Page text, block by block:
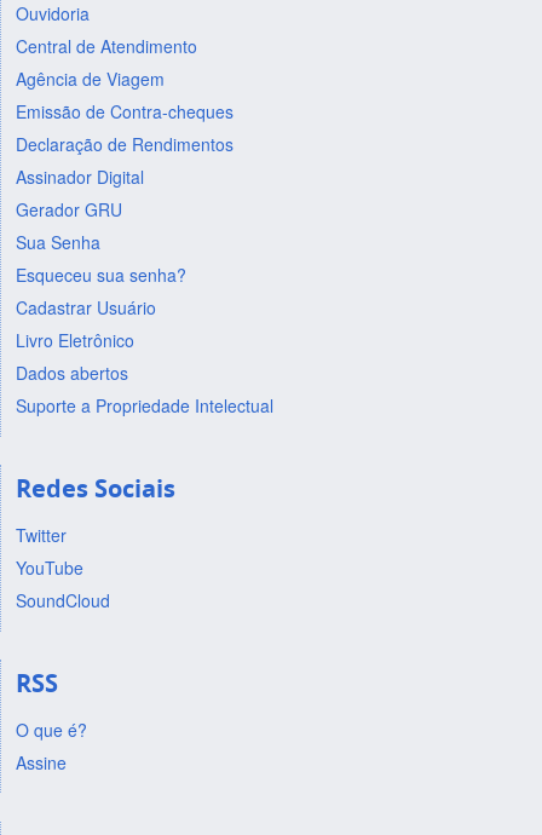
Ouvidoria
Central de Atendimento
Agência de Viagem
Emissão de Contra-cheques
Declaração de Rendimentos
Assinador Digital
Gerador GRU
Sua Senha
Esqueceu sua senha?
Cadastrar Usuário
Livro Eletrônico
Dados abertos
Suporte a Propriedade Intelectual
Redes Sociais
Twitter
YouTube
SoundCloud
RSS
O que é?
Assine